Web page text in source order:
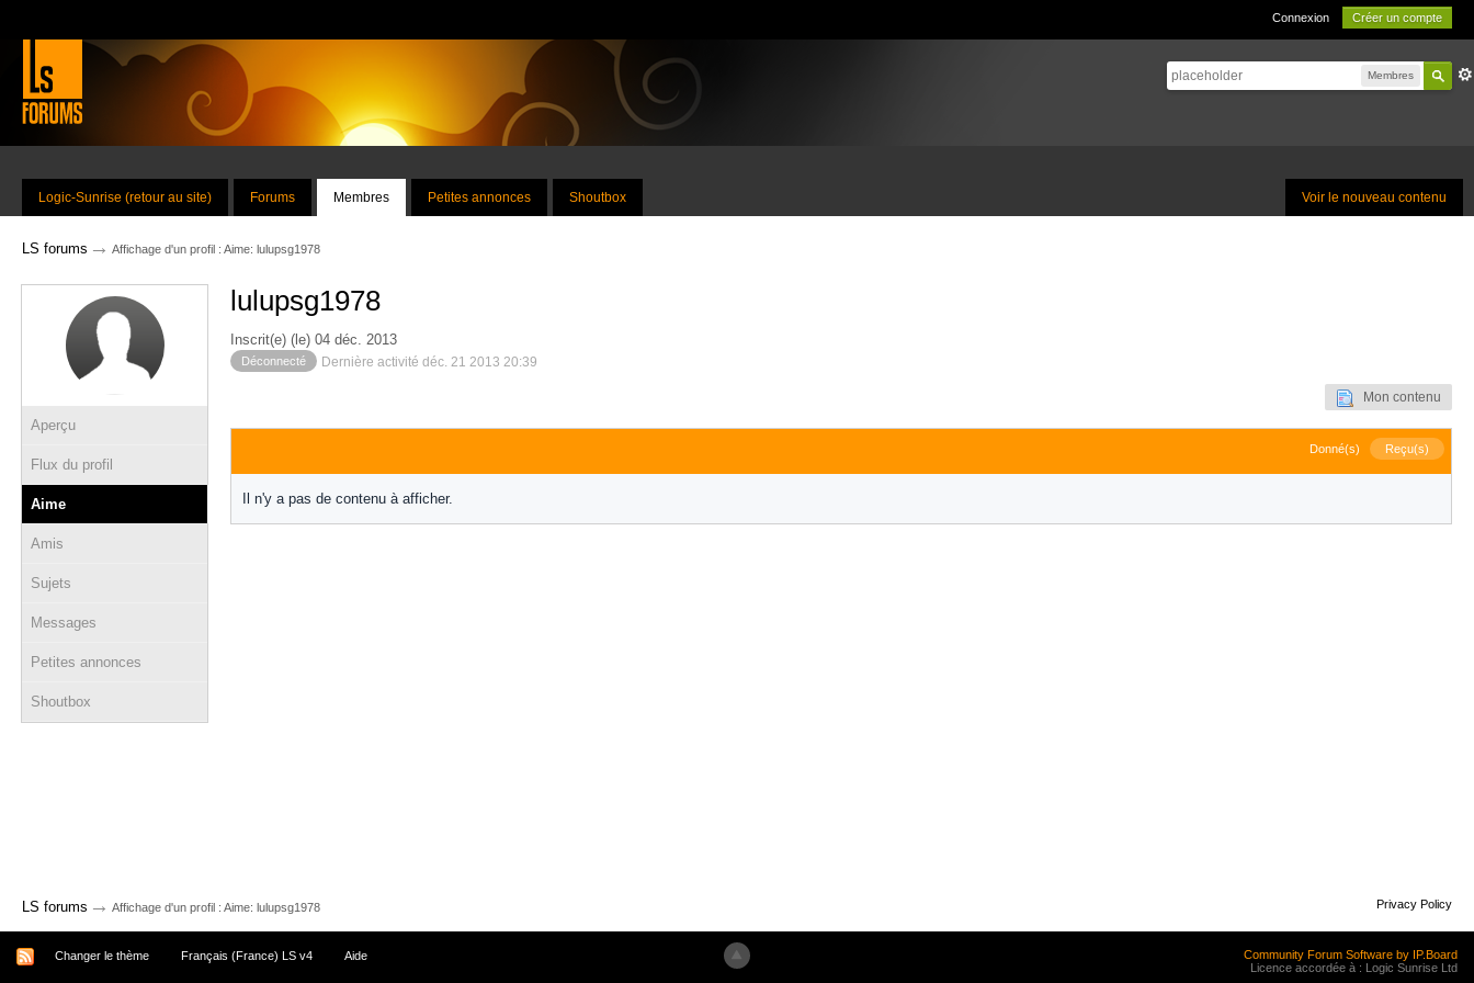
Connexion Créer un compte
Membres
Voir le nouveau contenu
Logic-Sunrise (retour au site) Forums Membres Petites annonces Shoutbox
LS forums → Affichage d'un profil : Aime: lulupsg1978
Aperçu
Flux du profil
Aime
Amis
Sujets
Messages
Petites annonces
Shoutbox
lulupsg1978
Inscrit(e) (le) 04 déc. 2013
Déconnecté Dernière activité déc. 21 2013 20:39
Mon contenu
Donné(s) Reçu(s)
Il n'y a pas de contenu à afficher.
LS forums → Affichage d'un profil : Aime: lulupsg1978 Privacy Policy
Changer le thème Français (France) LS v4 Aide
Community Forum Software by IP.Board
Licence accordée à : Logic Sunrise Ltd